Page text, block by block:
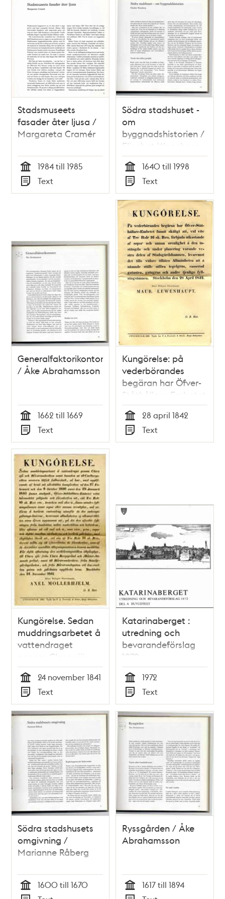
Stadsmuseets
fasader åter ljusa /
Margareta Cramér
Tid
1984 till 1985
Typ
Text
Södra stadshuset -
om
byggnadshistorien /
Elisabet Wannberg
Tid
1640 till 1998
Typ
Text
Generalfaktorikontoret
/ Åke Abrahamsson
Tid
1662 till 1669
Typ
Text
Kungörelse: på
vederbörandes
begäran har Öfver-
Ståthållare-Embetet
funnit skäligt att,
vid vite af tre r:dr 16
sk. b:co, förbjuda
utkastande af sopor
vestra delen af
Stadsgårdshamnen...
Tid
28 april 1842
Typ
Text
Kungörelse. Sedan
muddringsarbetet å
vattendraget
genom Clara sjö
och Rörstrandsviken
samt kanalen ut till
Carlbergsviken
numera blifvit
fullbordadt...Stockholm
den 24 november
1841.
Tid
24 november 1841
Typ
Text
Katarinaberget :
utredning och
bevarandeförslag
1972
Tid
1972
Typ
Text
Södra stadshusets
omgivning /
Marianne Råberg
Tid
1600 till 1670
Ryssgården / Åke
Abrahamsson
Tid
1617 till 1894